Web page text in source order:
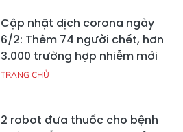
Cập nhật dịch corona ngày
6/2: Thêm 74 người chết, hơn
3.000 trường hợp nhiễm mới
TRANG CHỦ
2 robot đưa thuốc cho bệnh